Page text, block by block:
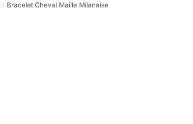
/ Bracelet Cheval Maille Milanaise